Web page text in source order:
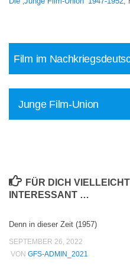
Film im
Junge Film-Union
FÜR DICH
INTERESSANT …
Denn in dieser Zeit (1957)
SEPTEMBER 26, 2022
VON GFS-ADMIN_2021